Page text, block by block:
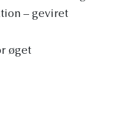
– geviret
øget